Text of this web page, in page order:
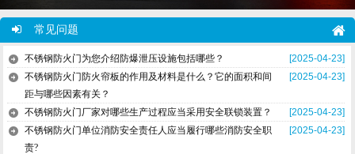
常见问题
[2025-04-23]
不锈钢防火门为您介绍防爆泄压设施包括哪些？
[2025-04-23]
不锈钢防火门防火帘板的作用及材料是什么？它的面积和间
距与哪些因素有关？
[2025-04-23]
不锈钢防火门厂家对哪些生产过程应当采用安全联锁装置？
[2025-04-23]
不锈钢防火门单位消防安全责任人应当履行哪些消防安全职
责?